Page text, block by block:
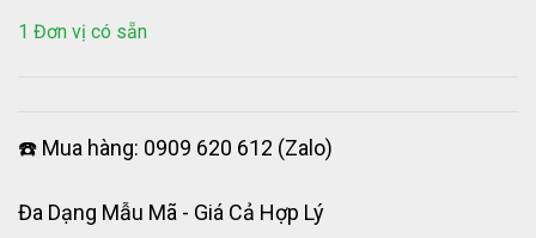
1 Đơn vị có sẵn
☎️ Mua hàng: 0909 620 612 (Zalo)
Đa Dạng Mẫu Mã - Giá Cả Hợp Lý